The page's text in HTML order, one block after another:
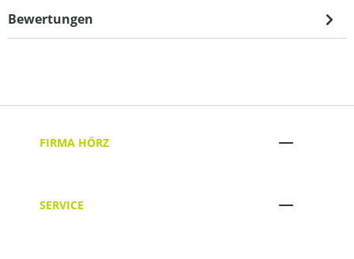
Bewertungen
FIRMA HÖRZ
SERVICE